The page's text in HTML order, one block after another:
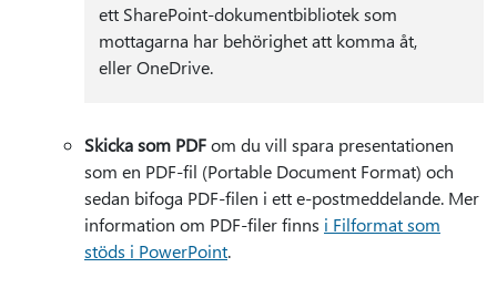
ett SharePoint-dokumentbibliotek som
mottagarna har behörighet att komma åt,
eller OneDrive.
Skicka som PDFom du vill spara presentationen
som en PDF-fil (Portable Document Format) och
sedan bifoga PDF-filen i ett e-postmeddelande. Mer
information om PDF-filer finns i Filformat som
stöds i PowerPoint.